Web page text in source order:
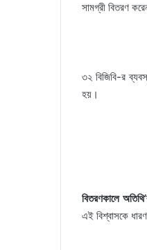
সামগ্রী বিতরণ
৩২ বিজিবি-র
হয়।
বিতরণকালে
এই বিশ্বাসকে